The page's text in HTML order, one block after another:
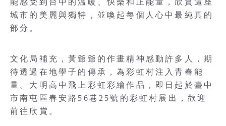
能感受到台中的溫暖、快樂和正能量，欣賞這座
城市的美麗與獨特，並喚起每個人心中最純真的
部分。
文化局補充，黃爺爺的作畫精神感動許多人，期
待透過在地學子的傳承，為彩虹村注入青春能
量。大明高中飛上彩虹彩繪作品，即日起於臺中
市南屯區春安路56巷25號的彩虹村展出，歡迎
前往欣賞。